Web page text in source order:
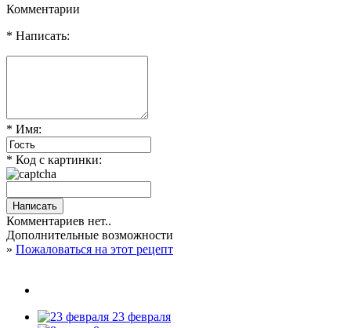
Комментарии
* Написать:
* Имя:
* Код с картинки:
Комментариев нет..
Дополнительные возможности
» Пожаловаться на этот рецепт
23 февраля